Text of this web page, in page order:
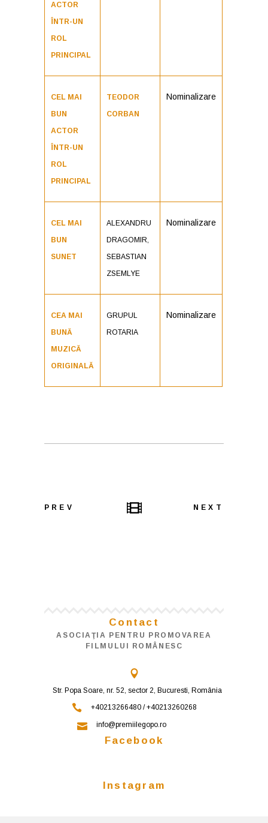
ACTOR
ÎNTR-UN
ROL
PRINCIPAL
CEL MAI
BUN
ACTOR
ÎNTR-UN
ROL
PRINCIPAL
TEODOR
CORBAN
Nominalizare
CEL MAI
BUN
SUNET
ALEXANDRU
DRAGOMIR,
SEBASTIAN
ZSEMLYE
Nominalizare
CEA MAI
BUNĂ
MUZICĂ
ORIGINALĂ
GRUPUL
ROTARIA
Nominalizare
PREV NEXT
Contact
ASOCIAŢIA PENTRU PROMOVAREA
FILMULUI ROMÂNESC
Str. Popa Soare, nr. 52, sector 2, Bucuresti, România
+40213266480 / +40213260268
info@premiilegopo.ro
Facebook
Instagram